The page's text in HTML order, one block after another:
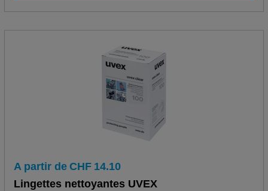
A partir de CHF 14.10
Lingettes nettoyantes UVEX